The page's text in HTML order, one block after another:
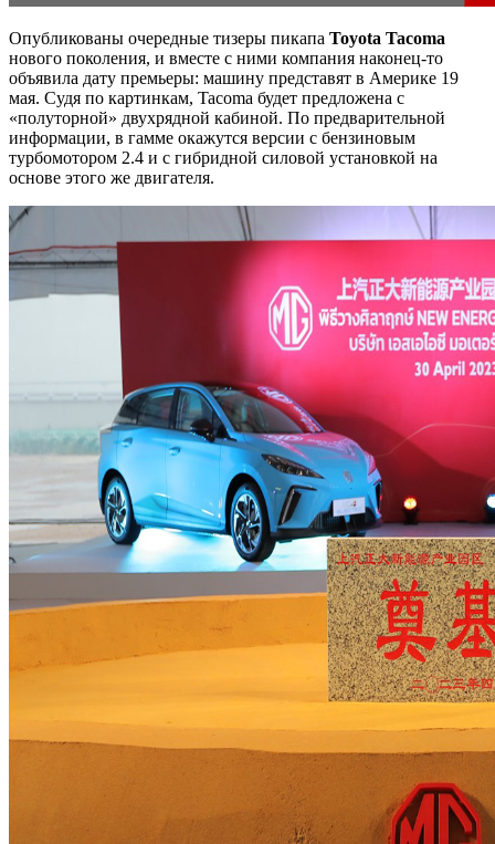
Опубликованы очередные тизеры пикапа Toyota Tacoma
нового поколения, и вместе с ними компания наконец-то
объявила дату премьеры: машину представят в Америке 19
мая. Судя по картинкам, Tacoma будет предложена с
«полуторной» двухрядной кабиной. По предварительной
информации, в гамме окажутся версии с бензиновым
турбомотором 2.4 и с гибридной силовой установкой на
основе этого же двигателя.